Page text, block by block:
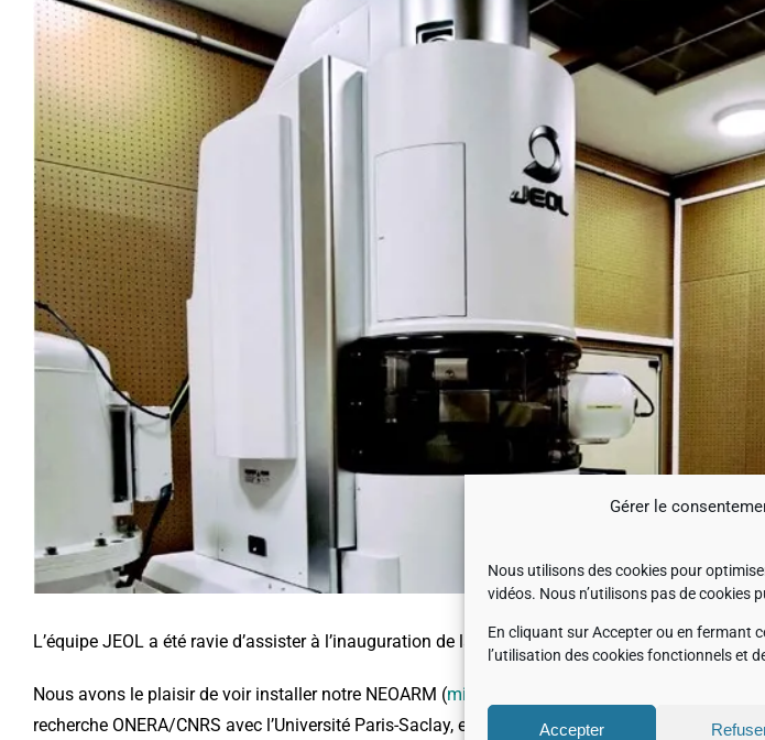
Gérer le
Nous utilisons des cookies pour
vidéos. Nous n’utilisons pas de cookies
En cliquant sur Accepter ou en fermant
l’utilisation des cookies fonctionnels et
Accepter
L’équipe JEOL a été ravie d’assister à l’inauguration de la plateforme MOSTRA.
Nous avons le plaisir de voir installer notre NEOARM (microscope électronique en transmission
recherche ONERA/CNRS avec l’Université Paris-Saclay, et le Département Matériaux et